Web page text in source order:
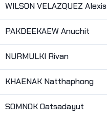
WILSON VELAZQUEZ Alexis
PAKDEEKAEW Anuchit
NURMULKI Rivan
KHAENAK Natthaphong
SOMNOK Oatsadayut